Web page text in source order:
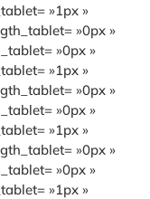
»1px »
»0px »
»0px »
»1px »
»0px »
»0px »
»1px »
»0px »
»0px »
»1px »